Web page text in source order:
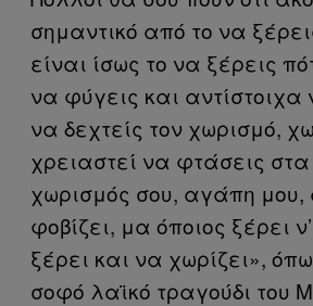
σημαντικό από το να
είναι ίσως το να ξέρεις
να φύγεις και αντίστοιχα
να δεχτείς τον χωρισμό,
χρειαστεί να φτάσεις
χωρισμός σου, αγάπη
φοβίζει, μα όποιος ξέρει
ξέρει και να χωρίζει»,
σοφό λαϊκό τραγούδι του